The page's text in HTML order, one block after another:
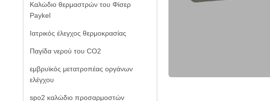
Καλώδιο θερμαστρών του Φίσερ
Paykel
Ιατρικός έλεγχος θερμοκρασίας
Παγίδα νερού του CO2
εμβρυϊκός μετατροπέας οργάνων
ελέγχου
spo2 καλώδιο προσαρμοστών